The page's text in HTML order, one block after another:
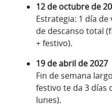
12 de octubre de
Estrategia: 1 día de
de descanso total
+ festivo).
19 de abril de 2027
Fin de semana
festivo te da 3 días
lunes).